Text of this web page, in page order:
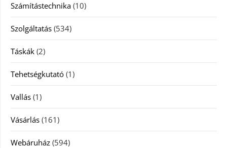
Számítástechnika (10)
Szolgáltatás (534)
Táskák (2)
Tehetségkutató (1)
Vallás (1)
Vásárlás (161)
Webáruház (594)